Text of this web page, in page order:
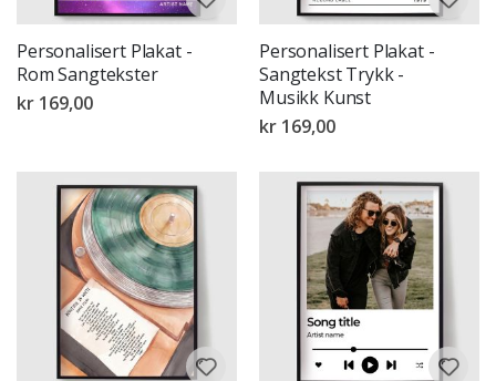
Personalisert Plakat -
Rom Sangtekster
kr 169,00
Personalisert Plakat -
Sangtekst Trykk -
Musikk Kunst
kr 169,00